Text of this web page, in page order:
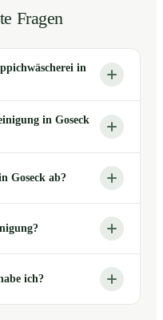
Fragen
in
in Goseck
Goseck ab?
ich?